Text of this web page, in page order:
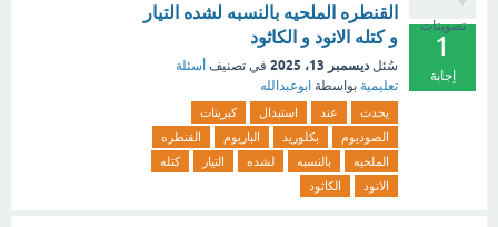
تصويتات
1
إجابة
القنطره الملحيه بالنسبه لشده التيار
و كتله الانود و الكاثود
سُئل ديسمبر 13، 2025 في تصنيف أسئلة
تعليمية بواسطة ابوعبدالله
يحدث عند استبدال
كبريتات
الصوديوم
بكلوريد الباريوم
القنطره
الملحيه
بالنسبه لشده التيار
كتله
الانود
الكاثود